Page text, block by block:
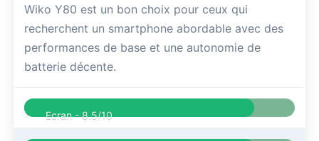
Wiko Y80 est un bon choix pour ceux qui
recherchent un smartphone abordable avec des
performances de base et une autonomie de
batterie décente.
Ecran -8.5/10